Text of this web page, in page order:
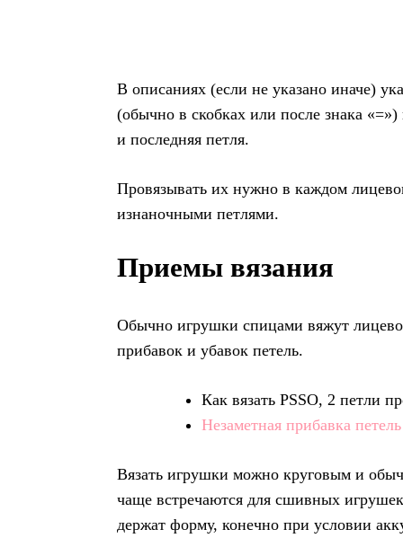
В описаниях (если не указано иначе)
(обычно в скобках или после знака «=»)
и последняя петля.
Провязывать их нужно в каждом
изнаночными петлями.
Приемы вязания
Обычно игрушки спицами вяжут
прибавок и убавок петель.
Как вязать PSSO, 2 петли
Незаметная прибавка петель
Вязать игрушки можно круговым и
чаще встречаются для сшивных
держат форму, конечно при условии